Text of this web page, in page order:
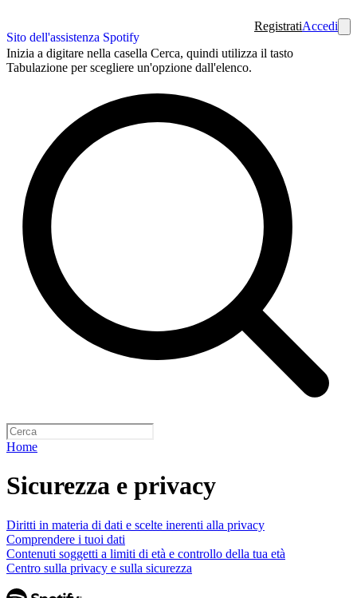
Sito dell'assistenza Spotify
RegistratiAccedi
Inizia a digitare nella casella Cerca, quindi utilizza il tasto
Tabulazione per scegliere un'opzione dall'elenco.
Home
Sicurezza e privacy
Diritti in materia di dati e scelte inerenti alla privacy
Comprendere i tuoi dati
Contenuti soggetti a limiti di età e controllo della tua età
Centro sulla privacy e sulla sicurezza